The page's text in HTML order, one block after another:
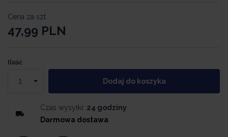
Cena za szt
47,99 PLN
Ilość
Dodaj do koszyka
Czas wysyłki: 24 godziny
Darmowa dostawa